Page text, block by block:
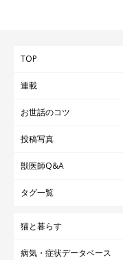
TOP
連載
お世話のコツ
投稿写真
獣医師Q&A
タグ一覧
猫と暮らす
病気・症状データベース